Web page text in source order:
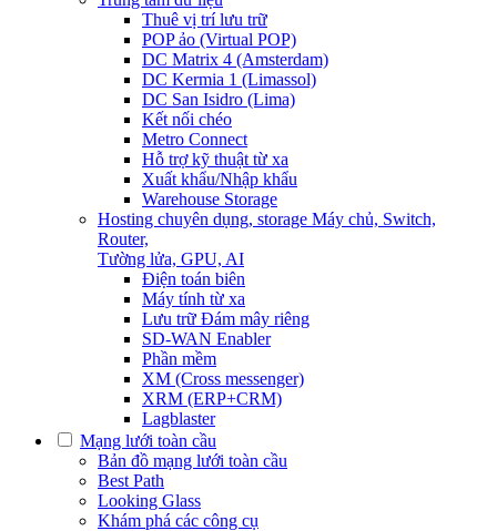
Thuê vị trí lưu trữ
POP ảo (Virtual POP)
DC Matrix 4 (Amsterdam)
DC Kermia 1 (Limassol)
DC San Isidro (Lima)
Kết nối chéo
Metro Connect
Hỗ trợ kỹ thuật từ xa
Xuất khẩu/Nhập khẩu
Warehouse Storage
Hosting chuyên dụng, storage Máy chủ, Switch,
Router,
Tường lửa, GPU, AI
Điện toán biên
Máy tính từ xa
Lưu trữ Đám mây riêng
SD-WAN Enabler
Phần mềm
XM (Cross messenger)
XRM (ERP+CRM)
Lagblaster
Mạng lưới toàn cầu
Bản đồ mạng lưới toàn cầu
Best Path
Looking Glass
Khám phá các công cụ